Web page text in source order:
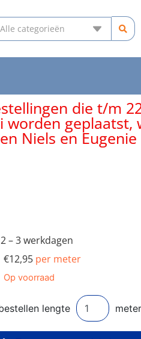
die t/m
Niels en Eugenie
2 – 3 werkdagen
€12,95 per meter
Op voorraad